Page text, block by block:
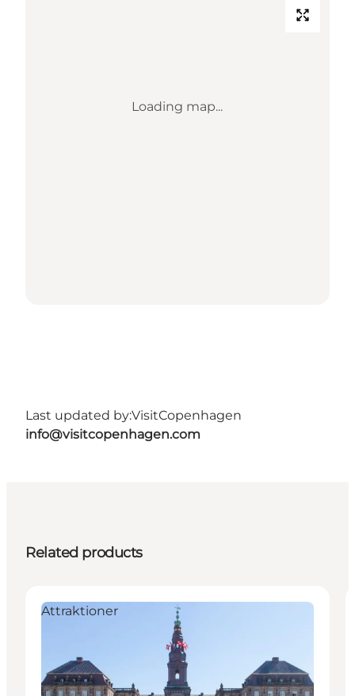
Loading map...
Last updated by:VisitCopenhagen
info@visitcopenhagen.com
Related products
Attraktioner